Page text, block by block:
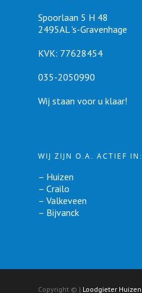
Spoorlaan 5 H 48
2495AL 's-Gravenhage
KVK: 77628454
035-2050990
Wij staan voor u klaar!
WIJ ZIJN O.A. ACTIEF IN:
– Huizen
– Crailo
– Valkeveen
– Bijvanck
Copyright © | Loodgieter Huizen